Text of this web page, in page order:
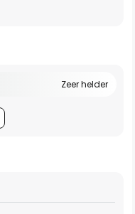
Zeer helder